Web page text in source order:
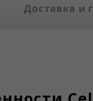
Доставка и